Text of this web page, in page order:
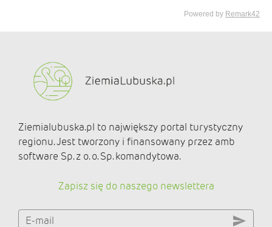
Ziemialubuska.pl to największy portal turystyczny
regionu. Jest tworzony i finansowany przez amb
software Sp. z o. o. Sp. komandytowa.
Zapisz się do naszego newslettera
E-mail